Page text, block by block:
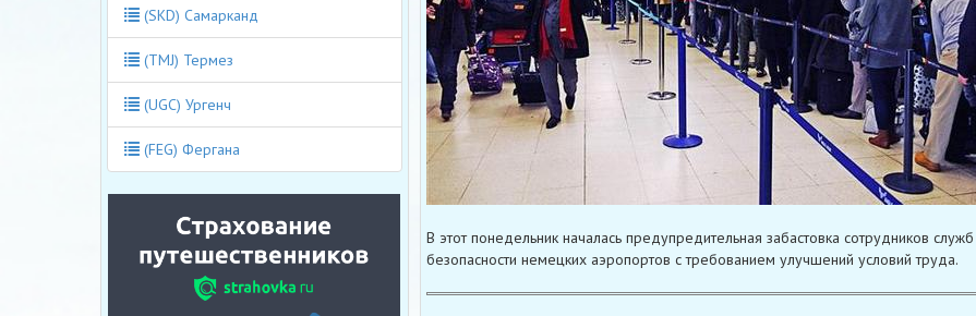
В этот понедельник началась предупредительная забастовка сотрудников служб
безопасности немецких аэропортов с требованием улучшений условий труда.
(SKD) Самарканд
(TMJ) Термез
(UGC) Ургенч
(FEG) Фергана